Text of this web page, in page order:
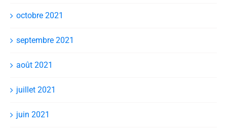
octobre 2021
septembre 2021
août 2021
juillet 2021
juin 2021